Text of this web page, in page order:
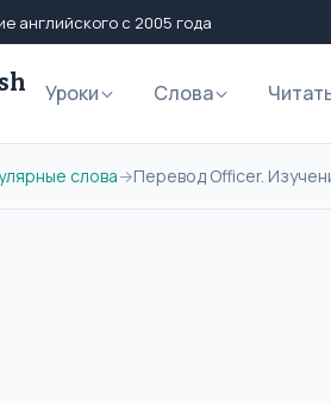
английского с 2005 года
Уроки Слова
слова→Перевод Officer.